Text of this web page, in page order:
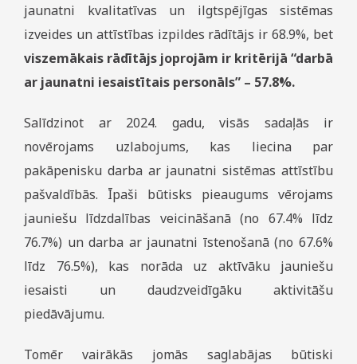
jaunatni kvalitatīvas un ilgtspējīgas sistēmas
izveides un attīstības izpildes rādītājs ir 68.9%, bet
viszemākais rādītājs joprojām ir kritērijā “darbā
ar jaunatni iesaistītais personāls” – 57.8%.
Salīdzinot ar 2024. gadu, visās sadaļās ir
novērojams uzlabojums, kas liecina par
pakāpenisku darba ar jaunatni sistēmas attīstību
pašvaldībās. Īpaši būtisks pieaugums vērojams
jauniešu līdzdalības veicināšanā (no 67.4% līdz
76.7%) un darba ar jaunatni īstenošanā (no 67.6%
līdz 76.5%), kas norāda uz aktīvāku jauniešu
iesaisti un daudzveidīgāku aktivitāšu
piedāvājumu.
Tomēr vairākās jomās saglabājas būtiski